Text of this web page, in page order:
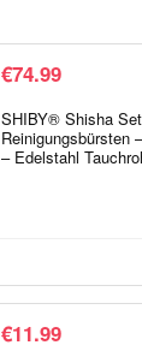
€74.99
SHIBY® Shisha
Reinigungsbürsten
– Edelstahl
€11.99